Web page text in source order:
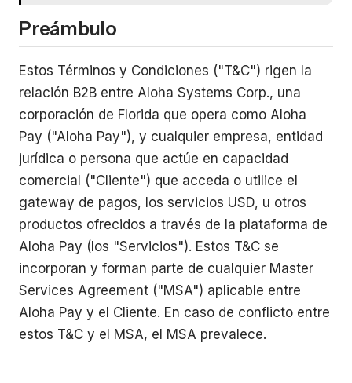
Preámbulo
Estos Términos y Condiciones ("T&C") rigen la
relación B2B entre Aloha Systems Corp., una
corporación de Florida que opera como Aloha
Pay ("Aloha Pay"), y cualquier empresa, entidad
jurídica o persona que actúe en capacidad
comercial ("Cliente") que acceda o utilice el
gateway de pagos, los servicios USD, u otros
productos ofrecidos a través de la plataforma de
Aloha Pay (los "Servicios"). Estos T&C se
incorporan y forman parte de cualquier Master
Services Agreement ("MSA") aplicable entre
Aloha Pay y el Cliente. En caso de conflicto entre
estos T&C y el MSA, el MSA prevalece.